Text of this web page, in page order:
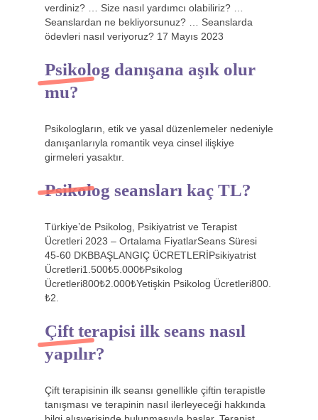
verdiniz? … Size nasıl yardımcı olabiliriz? …
Seanslardan ne bekliyorsunuz? … Seanslarda
ödevleri nasıl veriyoruz? 17 Mayıs 2023
Psikolog danışana aşık olur
mu?
Psikologların, etik ve yasal düzenlemeler nedeniyle
danışanlarıyla romantik veya cinsel ilişkiye
girmeleri yasaktır.
Psikolog seansları kaç TL?
Türkiye’de Psikolog, Psikiyatrist ve Terapist
Ücretleri 2023 – Ortalama FiyatlarSeans Süresi
45-60 DKBBAŞLANGIÇ ÜCRETLERİPsikiyatrist
Ücretleri1.500₺5.000₺Psikolog
Ücretleri800₺2.000₺Yetişkin Psikolog Ücretleri800.
₺2.
Çift terapisi ilk seans nasıl
yapılır?
Çift terapisinin ilk seansı genellikle çiftin terapistle
tanışması ve terapinin nasıl ilerleyeceği hakkında